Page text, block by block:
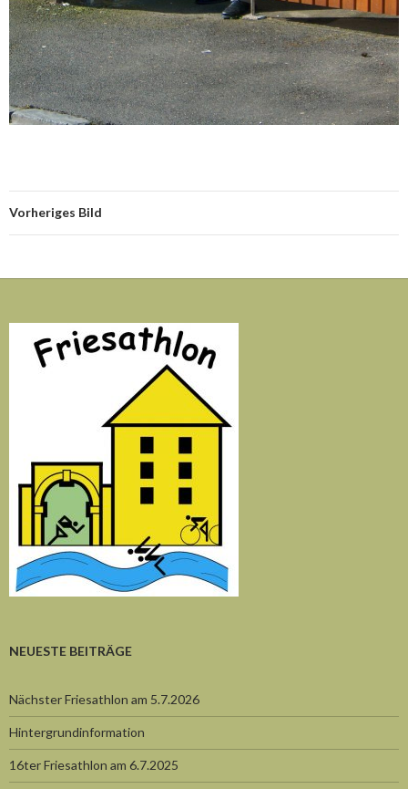
Vorheriges Bild
NEUESTE BEITRÄGE
Nächster Friesathlon am 5.7.2026
Hintergrundinformation
16ter Friesathlon am 6.7.2025